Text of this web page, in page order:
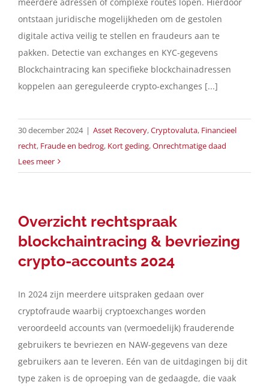
ontstaan juridische mogelijkheden om de gestolen
digitale activa veilig te stellen en fraudeurs aan te
pakken. Detectie van exchanges en KYC-gegevens
Blockchaintracing kan specifieke blockchainadressen
koppelen aan gereguleerde crypto-exchanges [...]
30 december 2024 | Asset Recovery,Cryptovaluta, Financieel
recht, Fraude en bedrog, Kort geding,Onrechtmatige daad
Lees meer
Overzicht rechtspraak
blockchaintracing & bevriezing
crypto-accounts 2024
In 2024 zijn meerdere uitspraken gedaan over
cryptofraude waarbij cryptoexchanges worden
veroordeeld accounts van (vermoedelijk) frauderende
gebruikers te bevriezen en NAW-gegevens van deze
gebruikers aan te leveren. Eén van de uitdagingen bij dit
type zaken is de oproeping van de gedaagde, die vaak